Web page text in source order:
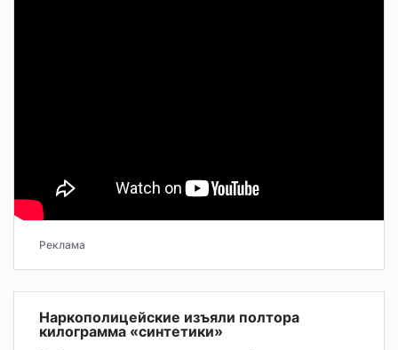
Реклама
Наркополицейские изъяли полтора
килограмма «синтетики»